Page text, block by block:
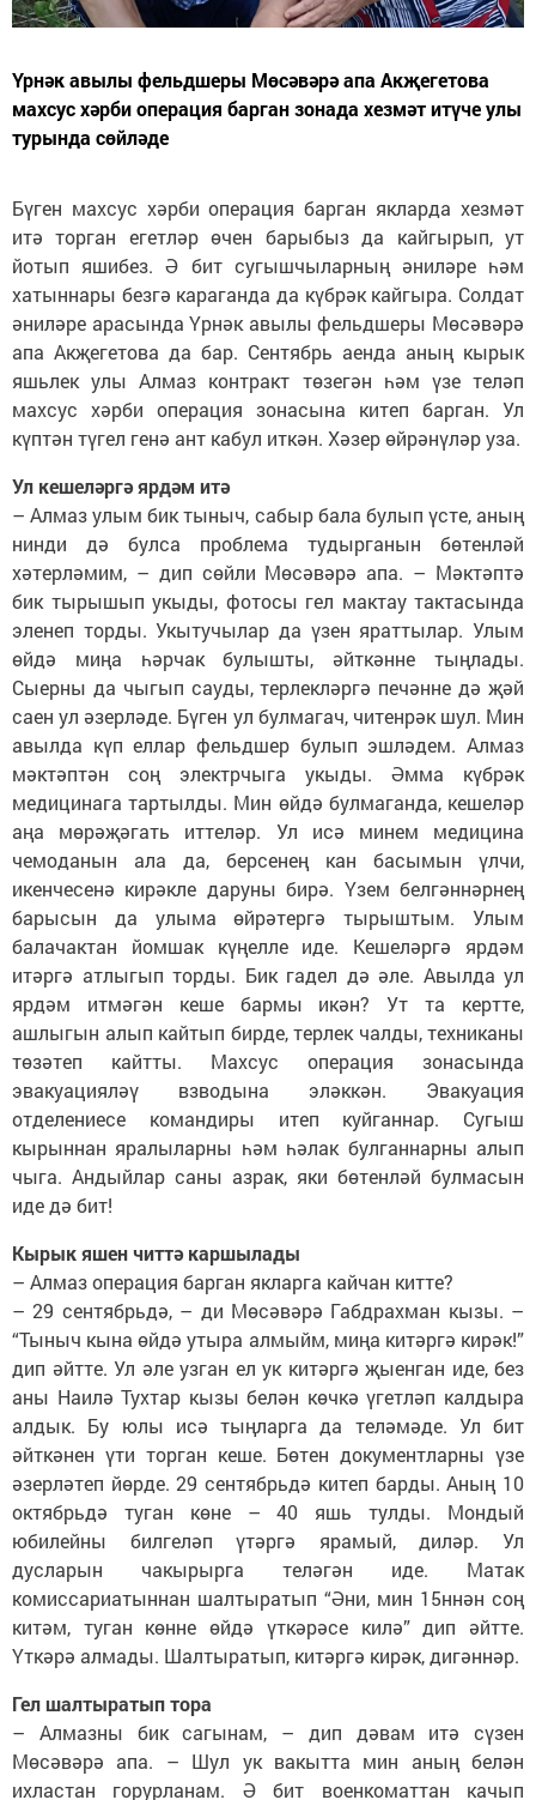
Үрнәк авылы фельдшеры Мөсәвәрә апа Акҗегетова
махсус хәрби операция барган зонада хезмәт итүче улы
турында сөйләде
Бүген махсус хәрби операция барган якларда хезмәт
итә торган егетләр өчен барыбыз да кайгырып, ут
йотып яшибез. Ә бит сугышчыларның әниләре һәм
хатыннары безгә караганда да күбрәк кайгыра. Солдат
әниләре арасында Үрнәк авылы фельдшеры Мөсәвәрә
апа Акҗегетова да бар. Сентябрь аенда аның кырык
яшьлек улы Алмаз контракт төзегән һәм үзе теләп
махсус хәрби операция зонасына китеп барган. Ул
күптән түгел генә ант кабул иткән. Хәзер өйрәнүләр уза.
Ул кешеләргә ярдәм итә
– Алмаз улым бик тыныч, сабыр бала булып үсте, аның
нинди дә булса проблема тудырганын бөтенләй
хәтерләмим, – дип сөйли Мөсәвәрә апа. – Мәктәптә
бик тырышып укыды, фотосы гел мактау тактасында
эленеп торды. Укытучылар да үзен яраттылар. Улым
өйдә миңа һәрчак булышты, әйткәнне тыңлады.
Сыерны да чыгып сауды, терлекләргә печәнне дә җәй
саен ул әзерләде. Бүген ул булмагач, читенрәк шул. Мин
авылда күп еллар фельдшер булып эшләдем. Алмаз
мәктәптән соң электрчыга укыды. Әмма күбрәк
медицинага тартылды. Мин өйдә булмаганда, кешеләр
аңа мөрәҗәгать иттеләр. Ул исә минем медицина
чемоданын ала да, берсенең кан басымын үлчи,
икенчесенә кирәкле даруны бирә. Үзем белгәннәрнең
барысын да улыма өйрәтергә тырыштым. Улым
балачактан йомшак күңелле иде. Кешеләргә ярдәм
итәргә атлыгып торды. Бик гадел дә әле. Авылда ул
ярдәм итмәгән кеше бармы икән? Ут та кертте,
ашлыгын алып кайтып бирде, терлек чалды, техниканы
төзәтеп кайтты. Махсус операция зонасында
эвакуацияләү взводына эләккән. Эвакуация
отделениесе командиры итеп куйганнар. Сугыш
кырыннан яралыларны һәм һәлак булганнарны алып
чыга. Андыйлар саны азрак, яки бөтенләй булмасын
иде дә бит!
Кырык яшен читтә каршылады
– Алмаз операция барган якларга кайчан китте?
– 29 сентябрьдә, – ди Мөсәвәрә Габдрахман кызы. –
“Тыныч кына өйдә утыра алмыйм, миңа китәргә кирәк!”
дип әйтте. Ул әле узган ел ук китәргә җыенган иде, без
аны Наилә Тухтар кызы белән көчкә үгетләп калдыра
алдык. Бу юлы исә тыңларга да теләмәде. Ул бит
әйткәнен үти торган кеше. Бөтен документларны үзе
әзерләтеп йөрде. 29 сентябрьдә китеп барды. Аның 10
октябрьдә туган көне – 40 яшь тулды. Мондый
юбилейны билгеләп үтәргә ярамый, диләр. Ул
дусларын чакырырга теләгән иде. Матак
комиссариатыннан шалтыратып “Әни, мин 15ннән соң
китәм, туган көнне өйдә үткәрәсе килә” дип әйтте.
Үткәрә алмады. Шалтыратып, китәргә кирәк, дигәннәр.
Гел шалтыратып тора
– Алмазны бик сагынам, – дип дәвам итә сүзен
Мөсәвәрә апа. – Шул ук вакытта мин аның белән
ихластан горурланам. Ә бит военкоматтан качып